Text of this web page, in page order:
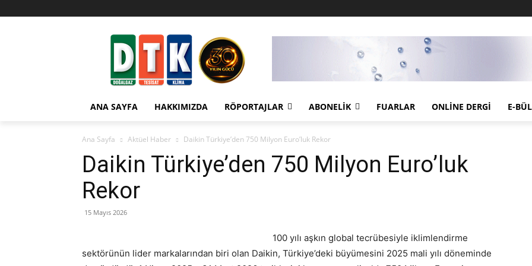
ANA SAYFA HAKKIMIZDA RÖPORTAJLAR ABONELIK FUARLAR ONLINE DERGI E-
Ana Sayfa Aktüel Haber Daikin Türkiye’den 750 Milyon Euro’luk Rekor
Daikin Türkiye’den 750 Milyon Euro’luk
Rekor
15 Mayıs 2026
100 yılı aşkın global tecrübesiyle iklimlendirme
sektörünün lider markalarından biri olan Daikin, Türkiye’deki büyümesini 2025 mali yılı döneminde